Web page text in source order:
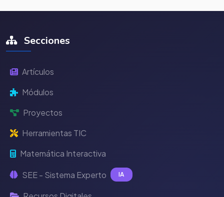
Secciones
Artículos
Módulos
Proyectos
Herramientas TIC
Matemática Interactiva
SEE - Sistema Experto IA